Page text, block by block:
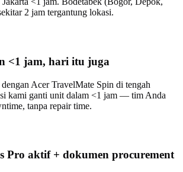
2 jam tergantung lokasi.
<1 jam, hari itu juga
Acer TravelMate Spin di tengah
kami ganti unit dalam <1 jam — tim Anda
tanpa repair time.
Pro aktif + dokumen procurement